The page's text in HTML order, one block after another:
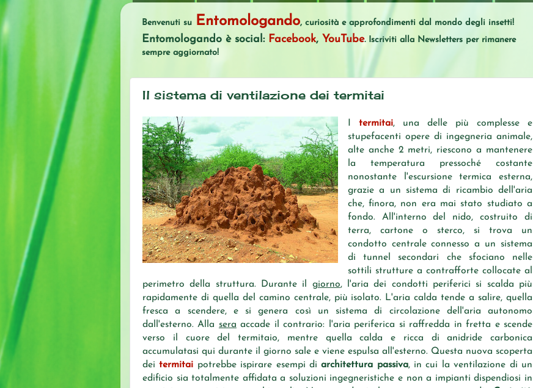
Benvenuti su Entomologando, curiosità e approfondimenti dal mondo degli insetti!
Entomologando è social: Facebook, YouTube. Iscriviti alla Newsletters per rimanere
sempre aggiornato!
Il sistema di ventilazione dei termitai
termitai, una delle più complesse e
stupefacenti opere di ingegneria animale,
alte anche 2 metri, riescono a mantenere
la temperatura pressoché costante
nonostante l'escursione termica esterna,
grazie a un sistema di ricambio dell'aria
che, finora, non era mai stato studiato a
fondo. All'interno del nido, costruito di
terra, cartone o sterco, si trova un
condotto centrale connesso a un sistema
di tunnel secondari che sfociano nelle
sottili strutture a contrafforte collocate al
perimetro della struttura. Durante il giorno, l'aria dei condotti periferici si scalda più
rapidamente di quella del camino centrale, più isolato. L'aria calda tende a salire, quella
fresca a scendere, e si genera così un sistema di circolazione dell'aria autonomo
dall'esterno. Alla sera accade il contrario: l'aria periferica si raffredda in fretta e scende
verso il cuore del termitaio, mentre quella calda e ricca di anidride carbonica
accumulatasi qui durante il giorno sale e viene espulsa all'esterno. Questa nuova scoperta
deitermitai potrebbe ispirare esempi diarchitettura passiva, in cui la ventilazione di un
edificio sia totalmente affidata a soluzioni ingegneristiche e non a impianti dispendiosi in